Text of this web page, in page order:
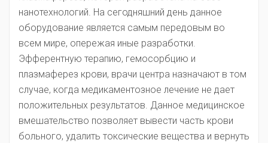
нанотехнологий. На сегодняшний день данное
оборудование является самым передовым во
всем мире, опережая иные разработки.
Эфферентную терапию, гемосорбцию и
плазмаферез крови, врачи центра назначают в том
случае, когда медикаментозное лечение не дает
положительных результатов. Данное медицинское
вмешательство позволяет вывести часть крови
больного, удалить токсические вещества и вернуть